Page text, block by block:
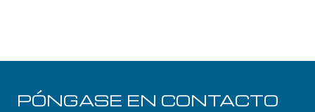
PÓNGASE EN CONTACTO